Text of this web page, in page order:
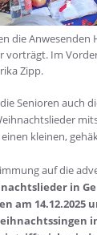
die Anwesenden
vorträgt. Im
Zipp.
Senioren auch
kleinen,
auf die
in
am 14.12.2025